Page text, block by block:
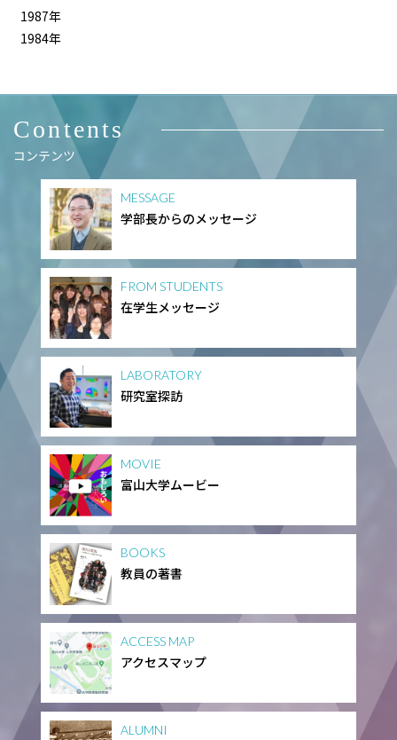
1987年
1984年
Contents
コンテンツ
MESSAGE
学部長からのメッセージ
FROM STUDENTS
在学生メッセージ
LABORATORY
研究室探訪
MOVIE
富山大学ムービー
BOOKS
教員の著書
ACCESS MAP
アクセスマップ
ALUMNI